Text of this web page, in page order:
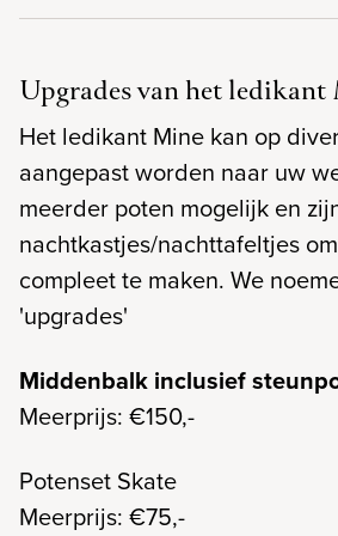
Upgrades van het ledikant
Het ledikant Mine kan op
aangepast worden naar uw
meerder poten mogelijk en
nachtkastjes/nachttafeltjes
compleet te maken. We
'upgrades'
Middenbalk inclusief
Meerprijs: €150,-
Potenset Skate
Meerprijs: €75,-